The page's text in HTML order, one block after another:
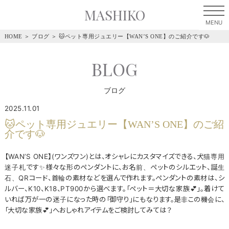
MASHIKO
HOME ＞ ブログ ＞🐱ペット専用ジュエリー【WAN’S ONE】のご紹介です🐶
BLOG
ブログ
2025.11.01
🐱ペット専用ジュエリー【WAN’S ONE】のご紹
介です🐶
【WAN’S ONE】(ワンズワン)とは、オシャレにカスタマイズできる、犬猫専用
迷子札です✨様々な形のペンダントに、お名前、ペットのシルエット、誕生
石、QRコード、首輪の素材などを選んで作れます。ペンダントの素材は、シ
ルバー、K10、K18、PT900から選べます。「ペット＝大切な家族💕」。着けて
いれば万が一の迷子になった時の「御守り」にもなります。是非この機会に、
「大切な家族💕」へおしゃれアイテムをご検討してみては？